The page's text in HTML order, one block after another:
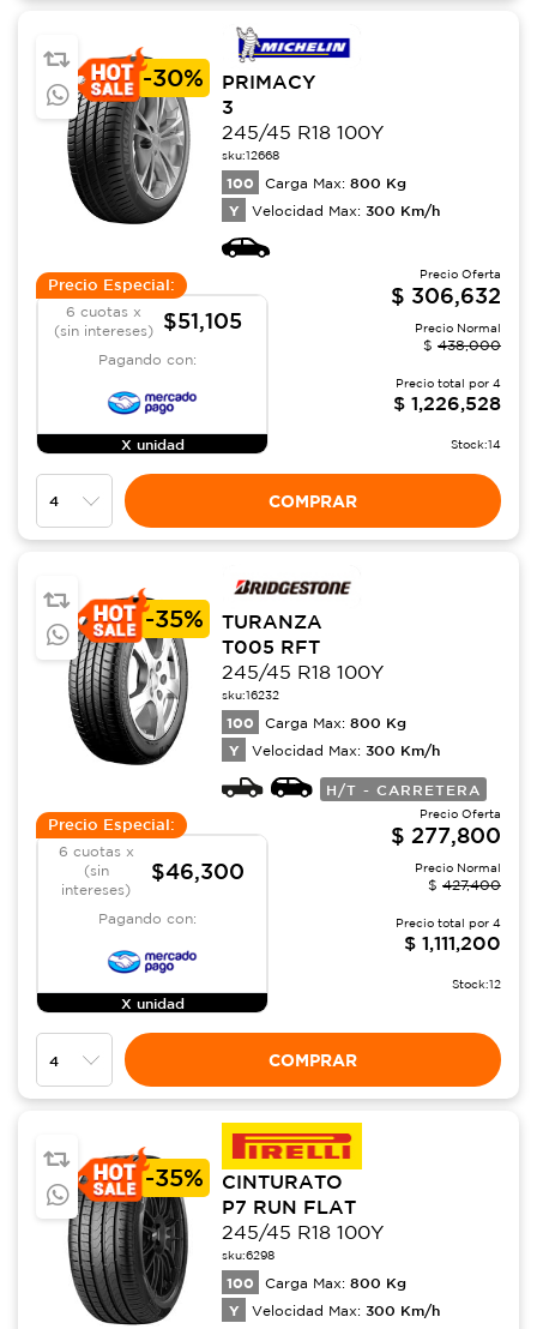
-30%
PRIMACY
3
245/45 R18 100Y
sku:12668
100 Carga Max: 800 Kg
Y Velocidad Max: 300 Km/h
Precio Especial:
6 cuotas x
(sin intereses)
$51,105
Pagando con:
X unidad
Precio Oferta
$ 306,632
Precio Normal
$ 438,000
Precio total por 4
$ 1,226,528
Stock:14
COMPRAR
-35%
TURANZA
T005 RFT
245/45 R18 100Y
sku:16232
100 Carga Max: 800 Kg
Y Velocidad Max: 300 Km/h
H/T - CARRETERA
Precio Especial:
6 cuotas x
(sin
intereses)
$46,300
Pagando con:
X unidad
Precio Oferta
$ 277,800
Precio Normal
$ 427,400
Precio total por 4
$ 1,111,200
Stock:12
COMPRAR
-35%
CINTURATO
P7 RUN FLAT
245/45 R18 100Y
sku:6298
100 Carga Max: 800 Kg
Y Velocidad Max: 300 Km/h